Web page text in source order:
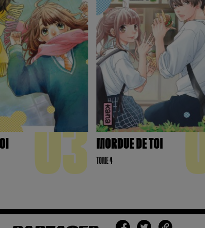
03 MORDUE DE TOI
TOME 4